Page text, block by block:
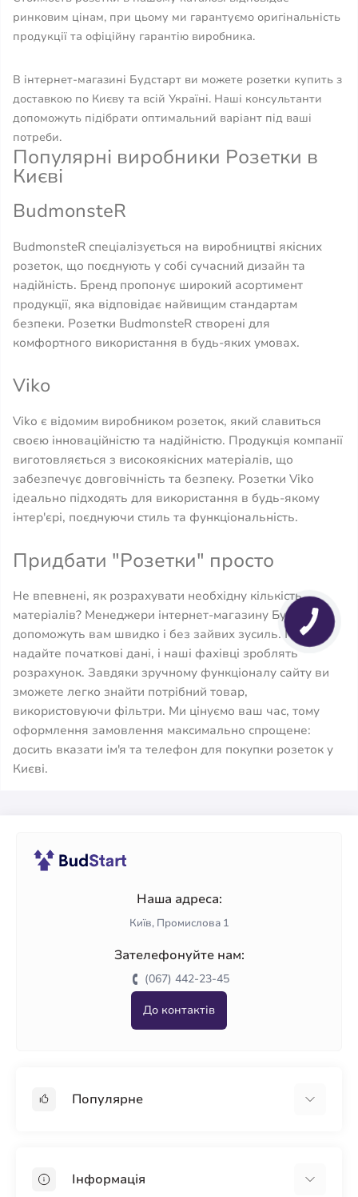
ринковим цінам, при цьому ми гарантуємо оригінальність
продукції та офіційну гарантію виробника.
В інтернет-магазині Будстарт ви можете розетки купить з
доставкою по Києву та всій Україні. Наші консультанти
допоможуть підібрати оптимальний варіант під ваші
потреби.
Популярні виробники Розетки в
Києві
BudmonsteR
BudmonsteR спеціалізується на виробництві якісних
розеток, що поєднують у собі сучасний дизайн та
надійність. Бренд пропонує широкий асортимент
продукції, яка відповідає найвищим стандартам
безпеки. Розетки BudmonsteR створені для
комфортного використання в будь-яких умовах.
Viko
Viko є відомим виробником розеток, який славиться
своєю інноваційністю та надійністю. Продукція компанії
виготовляється з високоякісних матеріалів, що
забезпечує довговічність та безпеку. Розетки Viko
ідеально підходять для використання в будь-якому
інтер'єрі, поєднуючи стиль та функціональність.
Придбати "Розетки" просто
Не впевнені, як розрахувати необхідну кількість
матеріалів? Менеджери інтернет-магазину Будстарт
допоможуть вам швидко і без зайвих зусиль. Просто
надайте початкові дані, і наші фахівці зроблять
розрахунок. Завдяки зручному функціоналу сайту ви
зможете легко знайти потрібний товар,
використовуючи фільтри. Ми цінуємо ваш час, тому
оформлення замовлення максимально спрощене:
досить вказати ім'я та телефон для покупки розеток у
Києві.
Наша адреса:
Київ, Промислова 1
Зателефонуйте нам:
(067) 442-23-45
До контактів
Популярне
ПінопластІнформація